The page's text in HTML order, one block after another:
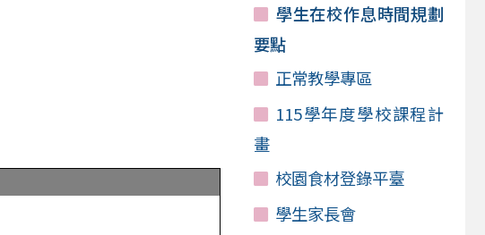
學生在校作息時間規劃
要點
正常教學專區
115學年度學校課程計
畫
校園食材登錄平臺
學生家長會